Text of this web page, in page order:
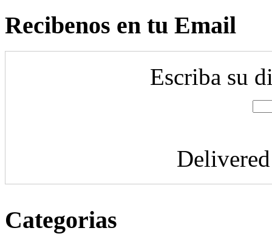
Recibenos en tu Email
Escriba su
Categorias